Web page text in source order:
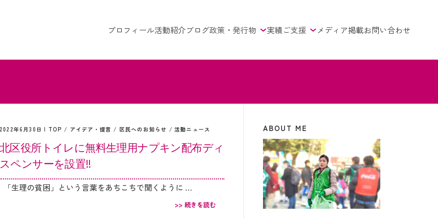
プロフィール活動紹介ブログ政策・発行物 実績ご支援 メディア掲載お問い合わせ
2022年6月30日 | TOP / アイデア・提言 / 区民へのお知らせ /活動ニュース
北区役所トイレに無料生理用ナプキン配布ディ
スペンサーを設置‼︎
「生理の貧困」という言葉をあちこちで聞くように …
>> 続きを読む
ABOUT ME